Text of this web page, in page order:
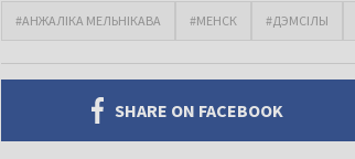
#АНЖАЛІКА МЕЛЬНІКАВА #МЕНСК #ДЭМСІЛЫ
SHARE ON FACEBOOK